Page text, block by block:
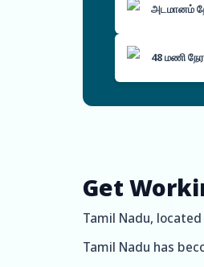
அடமானம்
48 மணி
Get
Tamil Nadu,
Tamil Nadu has